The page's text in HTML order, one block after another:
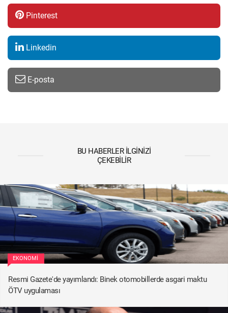
Pinterest
Linkedin
E-posta
BU HABERLER İLGINIZI
ÇEKEBILIR
EKONOMI
Resmi Gazete'de yayımlandı: Binek otomobillerde asgari maktu
ÖTV uygulaması